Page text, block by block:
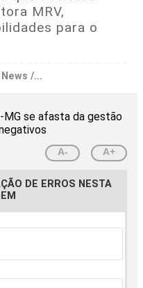
MRV,
para o
/...
A- A+
DE ERROS NESTA